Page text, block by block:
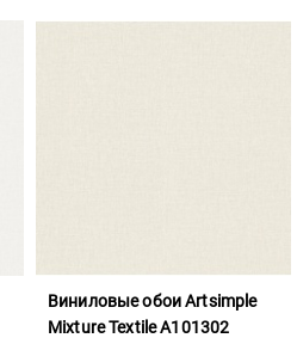
Виниловые обои Artsimple
Mixture Textile A101302